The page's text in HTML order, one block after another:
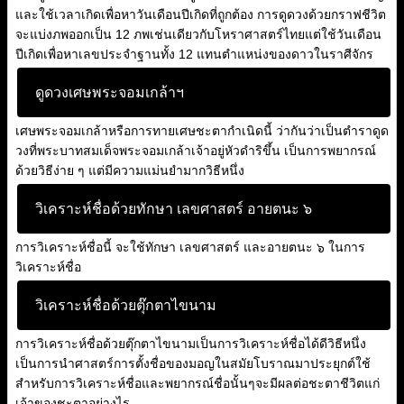
และใช้เวลาเกิดเพื่อหาวันเดือนปีเกิดที่ถูกต้อง การดูดวงด้วยกราฟชีวิต
จะแบ่งภพออกเป็น 12 ภพเช่นเดียวกับโหราศาสตร์ไทยแต่ใช้วันเดือน
ปีเกิดเพื่อหาเลขประจำฐานทั้ง 12 แทนตำแหน่งของดาวในราศีจักร
ดูดวงเศษพระจอมเกล้าฯ
เศษพระจอมเกล้าหรือการทายเศษชะตากำเนิดนี้ ว่ากันว่าเป็นตำราดูด
วงที่พระบาทสมเด็จพระจอมเกล้าเจ้าอยู่หัวดำริขึ้น เป็นการพยากรณ์
ด้วยวิธีง่าย ๆ แต่มีความแม่นยำมากวิธีหนึ่ง
วิเคราะห์ชื่อด้วยทักษา เลขศาสตร์ อายตนะ ๖
การวิเคราะห์ชื่อนี้ จะใช้ทักษา เลขศาสตร์ และอายตนะ ๖ ในการ
วิเคราะห์ชื่อ
วิเคราะห์ชื่อด้วยตุ๊กตาไขนาม
การวิเคราะห์ชื่อด้วยตุ๊กตาไขนามเป็นการวิเคราะห์ชื่อได้ดีวิธีหนึ่ง
เป็นการนำศาสตร์การตั้งชื่อของมอญในสมัยโบราณมาประยุกต์ใช้
สำหรับการวิเคราะห์ชื่อและพยากรณ์ชื่อนั้นๆจะมีผลต่อชะตาชีวิตแก่